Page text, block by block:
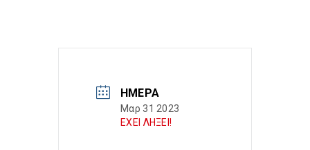
ΗΜΈΡΑ
Μαρ 31 2023
ΕΧΕΙ ΛΗΞΕΙ!